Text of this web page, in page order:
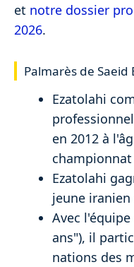
et notre dossier
2026.
Palmarès de Saeid
Ezatolahi
en 2012 à
Ezatolahi
jeune iranien
Avec
ans"), il
nations des